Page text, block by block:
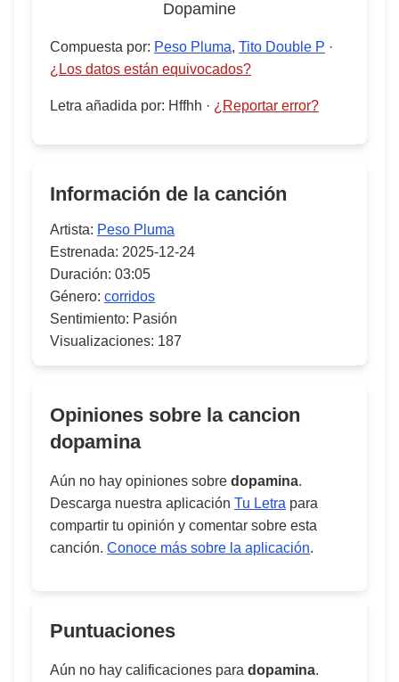
Dopamine
Compuesta por: Peso Pluma, Tito Double P ·
¿Los datos están equivocados?
Letra añadida por: Hffhh · ¿Reportar error?
Información de la canción
Artista: Peso Pluma
Estrenada: 2025-12-24
Duración: 03:05
Género: corridos
Sentimiento: Pasión
Visualizaciones: 187
Opiniones sobre la cancion
dopamina
Aún no hay opiniones sobre dopamina.
Descarga nuestra aplicación Tu Letra para
compartir tu opinión y comentar sobre esta
canción. Conoce más sobre la aplicación.
Puntuaciones
Aún no hay calificaciones para dopamina.